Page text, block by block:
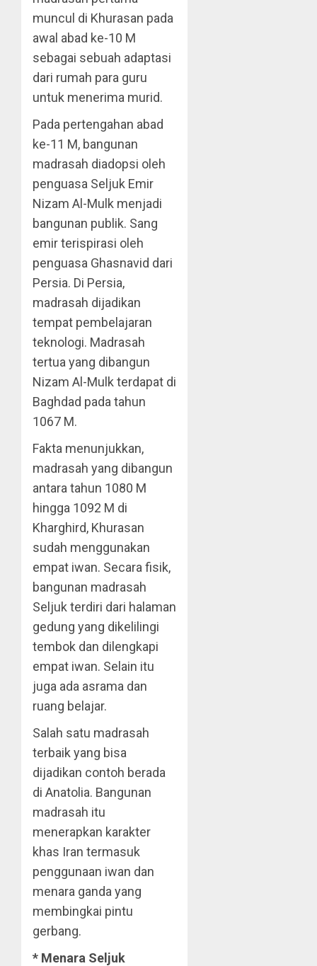
muncul di Khurasan pada
awal abad ke-10 M
sebagai sebuah adaptasi
dari rumah para guru
untuk menerima murid.
Pada pertengahan abad
ke-11 M, bangunan
madrasah diadopsi oleh
penguasa Seljuk Emir
Nizam Al-Mulk menjadi
bangunan publik. Sang
emir terispirasi oleh
penguasa Ghasnavid dari
Persia. Di Persia,
madrasah dijadikan
tempat pembelajaran
teknologi. Madrasah
tertua yang dibangun
Nizam Al-Mulk terdapat di
Baghdad pada tahun
1067 M.
Fakta menunjukkan,
madrasah yang dibangun
antara tahun 1080 M
hingga 1092 M di
Kharghird, Khurasan
sudah menggunakan
empat iwan. Secara fisik,
bangunan madrasah
Seljuk terdiri dari halaman
gedung yang dikelilingi
tembok dan dilengkapi
empat iwan. Selain itu
juga ada asrama dan
ruang belajar.
Salah satu madrasah
terbaik yang bisa
dijadikan contoh berada
di Anatolia. Bangunan
madrasah itu
menerapkan karakter
khas Iran termasuk
penggunaan iwan dan
menara ganda yang
membingkai pintu
gerbang.
* Menara Seljuk